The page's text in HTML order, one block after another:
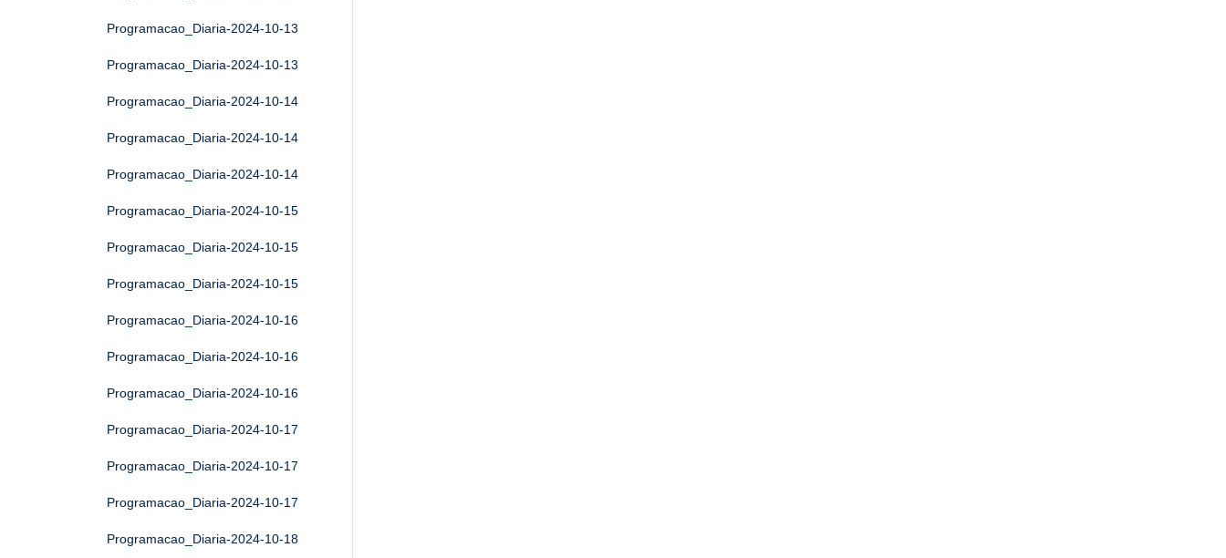
Programacao_Diaria-2024-10-13
Programacao_Diaria-2024-10-13
Programacao_Diaria-2024-10-14
Programacao_Diaria-2024-10-14
Programacao_Diaria-2024-10-14
Programacao_Diaria-2024-10-15
Programacao_Diaria-2024-10-15
Programacao_Diaria-2024-10-15
Programacao_Diaria-2024-10-16
Programacao_Diaria-2024-10-16
Programacao_Diaria-2024-10-16
Programacao_Diaria-2024-10-17
Programacao_Diaria-2024-10-17
Programacao_Diaria-2024-10-17
Programacao_Diaria-2024-10-18